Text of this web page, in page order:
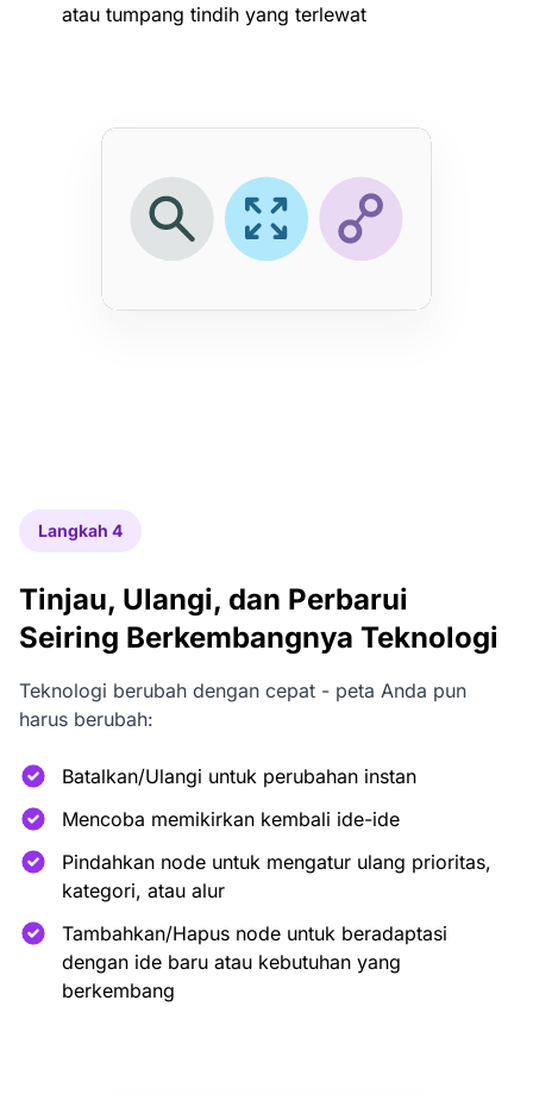
atau tumpang tindih yang terlewat
Langkah 4
Tinjau, Ulangi, dan Perbarui
Seiring Berkembangnya Teknologi
Teknologi berubah dengan cepat - peta Anda pun
harus berubah:
Batalkan/Ulangi untuk perubahan instan
Mencoba memikirkan kembali ide-ide
Pindahkan node untuk mengatur ulang prioritas,
kategori, atau alur
Tambahkan/Hapus node untuk beradaptasi
dengan ide baru atau kebutuhan yang
berkembang